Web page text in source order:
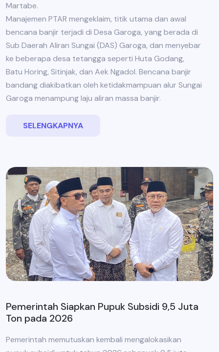
Martabe.
Manajemen PTAR mengeklaim, titik utama dan awal
bencana banjir terjadi di Desa Garoga, yang berada di
Sub Daerah Aliran Sungai (DAS) Garoga, dan menyebar
ke beberapa desa tetangga seperti Huta Godang,
Batu Horing, Sitinjak, dan Aek Ngadol. Bencana banjir
bandang diakibatkan oleh ketidakmampuan alur Sungai
Garoga menampung laju aliran massa banjir.
SELENGKAPNYA
Pemerintah Siapkan Pupuk Subsidi 9,5 Juta
Ton pada 2026
Pemerintah memutuskan kembali mengalokasikan